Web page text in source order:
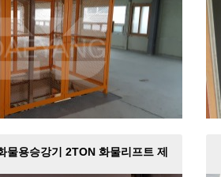
물용승강기 2TON 화물리프트 제